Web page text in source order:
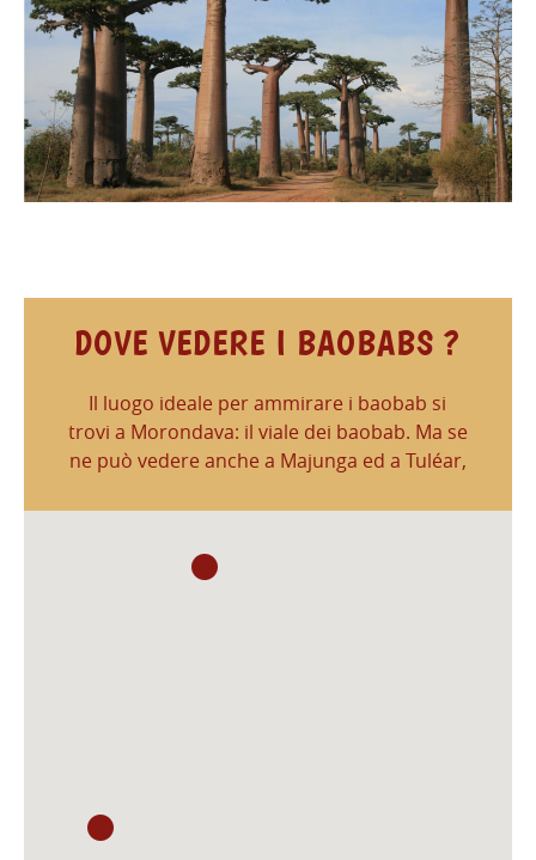
DOVE VEDERE I BAOBABS ?
Il luogo ideale per ammirare i baobab si
trovi a Morondava: il viale dei baobab. Ma se
ne può vedere anche a Majunga ed a Tuléar,